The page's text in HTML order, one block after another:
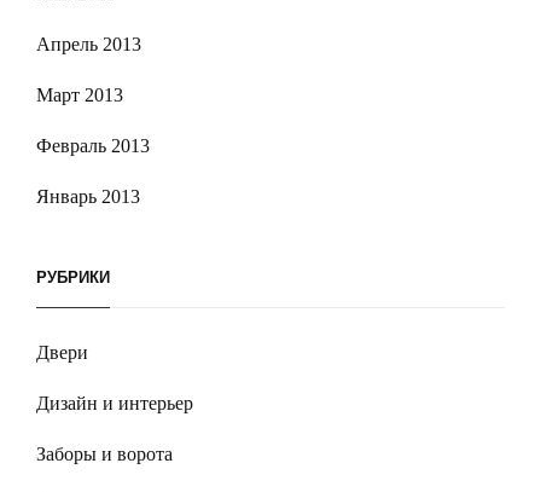
Апрель 2013
Март 2013
Февраль 2013
Январь 2013
РУБРИКИ
Двери
Дизайн и интерьер
Заборы и ворота